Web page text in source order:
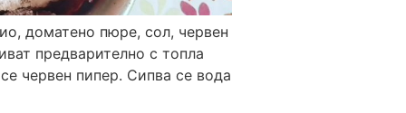
доматено пюре, сол, червен
предварително с топла
червен пипер. Сипва се вода